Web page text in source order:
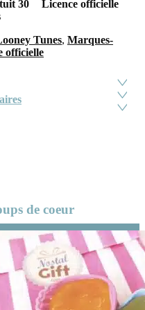
30
Licence officielle
Tunes, Marques-
officielle
de coeur